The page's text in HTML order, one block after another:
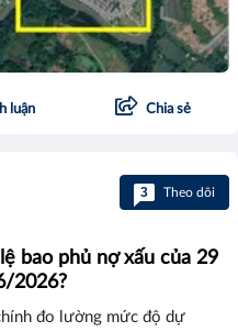
luận Chia sẻ
3 Theo dõi
bao phủ nợ xấu của 29
2026?
đo lường mức độ dự